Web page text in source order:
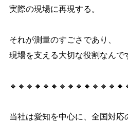
実際の現場に再現する。
それが測量のすごさであり、
現場を支える大切な役割なん
当社は愛知を中心に、全国対応